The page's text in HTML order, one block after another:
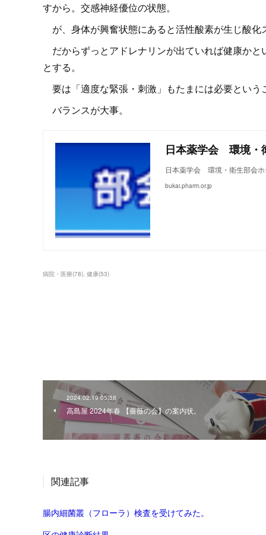
すから。交感神経優位の状態。
が、身体が興奮状態にあると活性酸素が生じ酸化
だからずっとアドレナリンが出ていれば健康か
とする。
要は「適度な緊張・刺激」もたまには必要とい
バランスが大事。
日本薬学会 環境・
日本薬学会 環境・衛生部会
bukai.pharm.or.jp
病院・医療(78) 健康(53)
2024.02.19 05:38
高島屋 2024年春 【薔薇の会】の案内状。
関連記事
腸内細菌叢（フローラ）検査を受けてみた。